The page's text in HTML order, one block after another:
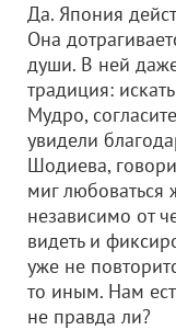
Да. Япония
Она
души. В ней
традиция:
Мудро,
увидели
Шодиева,
миг любоваться
независимо от
видеть и
уже не
то иным. Нам
не правда ли?